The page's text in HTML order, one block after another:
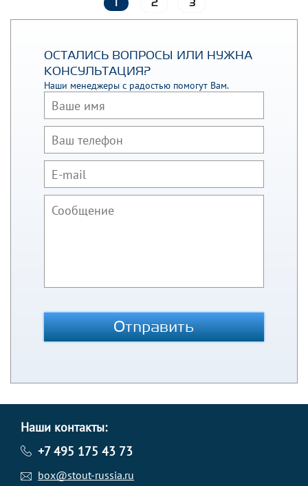
2 3
ОСТАЛИСЬ ВОПРОСЫ ИЛИ НУЖНА
КОНСУЛЬТАЦИЯ?
Наши менеджеры с радостью помогут Вам.
Отправить
Наши контакты:
+7 495 175 43 73
box@stout-russia.ru